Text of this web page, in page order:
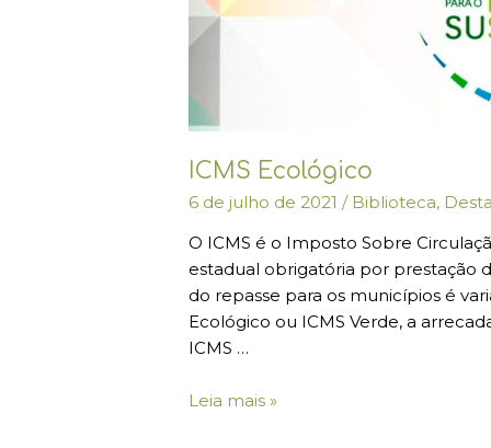
ICMS Ecológico
6 de julho de 2021/ Biblioteca,
O ICMS é o Imposto Sobre
estadual obrigatória por prestação
do repasse para os municípios é
Ecológico ou ICMS Verde, a
ICMS …
Leia mais »